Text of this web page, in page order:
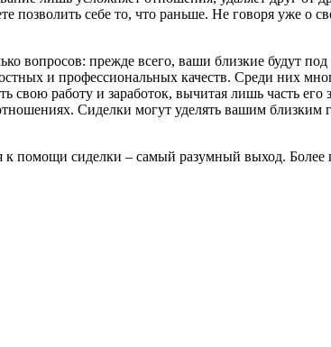
позволить себе то, что раньше. Не говоря уже о
вопросов: прежде всего, ваши близкие будут
и профессиональных качеств. Среди них
работу и заработок, вычитая лишь часть
Сиделки могут уделять вашим
к помощи сиделки – самый разумный выход.